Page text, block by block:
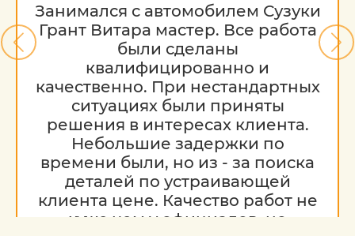
Занимался с автомобилем Сузуки
Грант Витара мастер. Все работа
были сделаны
квалифицированно и
качественно. При нестандартных
ситуациях были приняты
решения в интересах клиента.
Небольшие задержки по
времени были, но из - за поиска
деталей по устраивающей
клиента цене. Качество работ не
хуже чем у официалов, но